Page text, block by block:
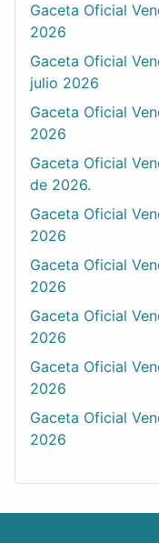
Gaceta Oficial
2026
Gaceta Oficial
julio 2026
Gaceta Oficial
2026
Gaceta Oficial
de 2026.
Gaceta Oficial
2026
Gaceta Oficial
2026
Gaceta Oficial
2026
Gaceta Oficial
2026
Gaceta Oficial
2026